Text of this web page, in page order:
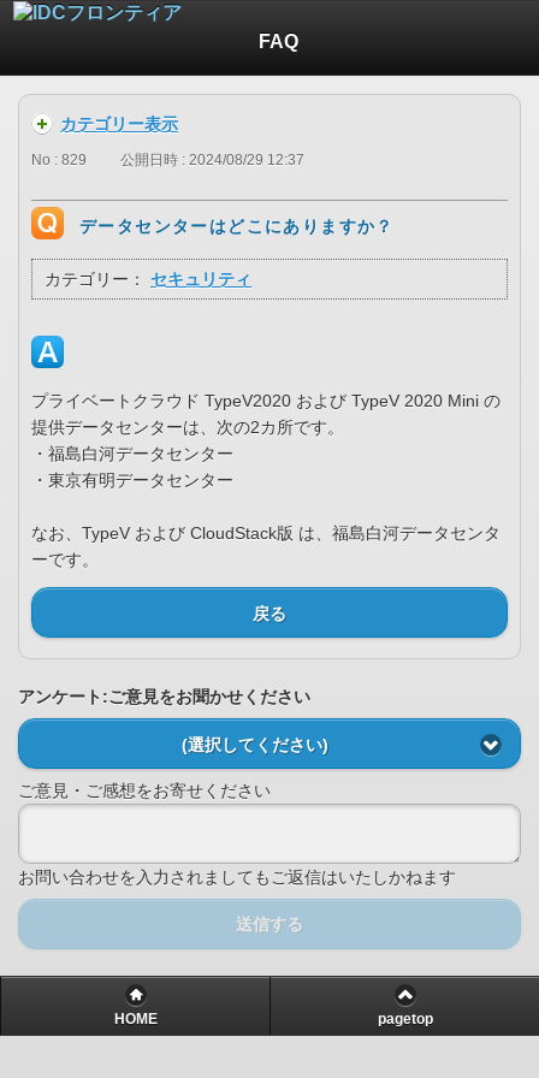
FAQ
カテゴリー表示
No : 829 公開日時 : 2024/08/29 12:37
データセンターはどこにありますか？
カテゴリー： セキュリティ
プライベートクラウド TypeV2020 および TypeV 2020 Mini の
提供データセンターは、次の2カ所です。
・福島白河データセンター
・東京有明データセンター
なお、TypeV および CloudStack版 は、福島白河データセンタ
ーです。
戻る
アンケート:ご意見をお聞かせください
(選択してください)
ご意見・ご感想をお寄せください
お問い合わせを入力されましてもご返信はいたしかねます
送信する
HOME pagetop